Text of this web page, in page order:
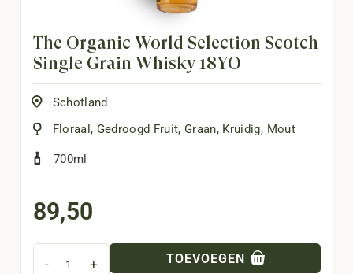
The Organic World Selection Scotch
Single Grain Whisky 18YO
Schotland
Floraal , Gedroogd Fruit, Graan, Kruidig, Mout
700ml
89,50
- + TOEVOEGEN